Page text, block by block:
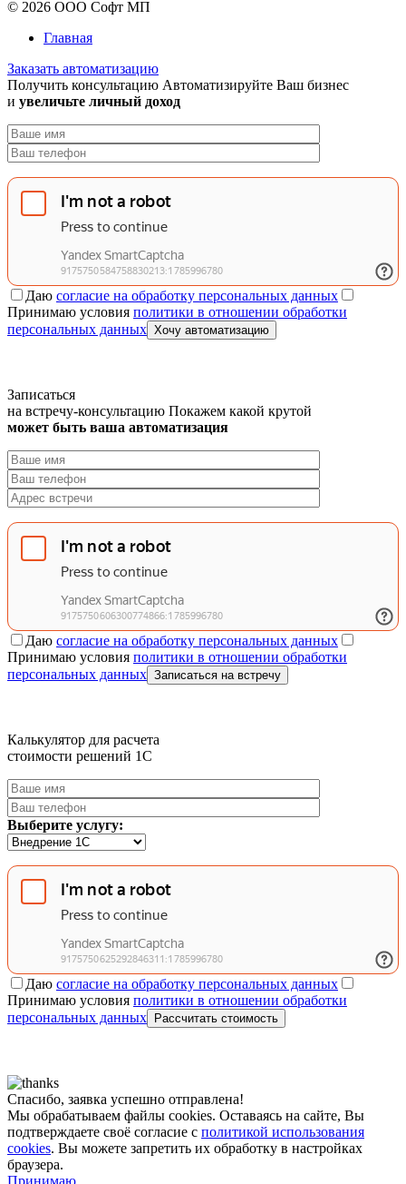
© 2026 ООО Софт МП
Главная
Заказать автоматизацию
Получить консультацию Автоматизируйте Ваш бизнес
и увеличьте личный доход
Даю согласие на обработку персональных данных
Принимаю условия политики в отношении обработки
персональных данных Хочу автоматизацию
Записаться
на встречу-консультацию Покажем какой крутой
может быть ваша автоматизация
Даю согласие на обработку персональных данных
Принимаю условия политики в отношении обработки
персональных данных Записаться на встречу
Калькулятор для расчета
стоимости решений 1C
Выберите услугу:
Даю согласие на обработку персональных данных
Принимаю условия политики в отношении обработки
персональных данных
Рассчитать стоимость
Спасибо, заявка успешно отправлена!
Мы обрабатываем файлы cookies. Оставаясь на сайте, Вы
подтверждаете своё согласие с политикой использования
cookies. Вы можете запретить их обработку в настройках
браузера.
Принимаю